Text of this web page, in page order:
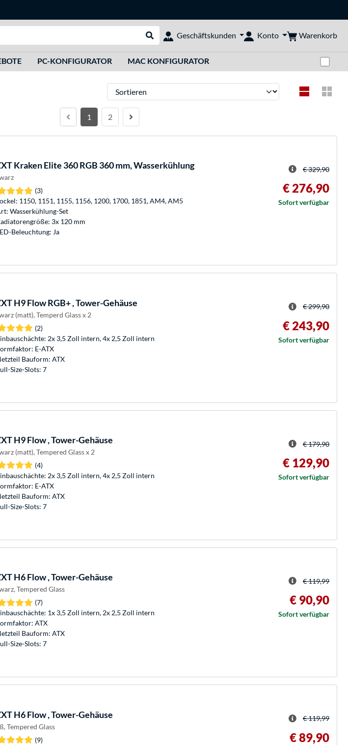
Suche durchführen
Geschäftskunden Konto Warenkorb
PC-KONFIGURATOR MAC KONFIGURATOR
Sortieren
1 2
Kraken Elite 360 RGB 360 mm, Wasserkühlung
(3)
1150, 1151, 1155, 1156, 1200, 1700, 1851, AM4, AM5
Wasserkühlung-Set
3x 120 mm
Beleuchtung: Ja
€ 329,90
€ 276,90
Sofort verfügbar
H9 Flow RGB+ , Tower-Gehäuse
(matt), Temperd Glass x 2
(2)
2x 3,5 Zoll intern, 4x 2,5 Zoll intern
E-ATX
Bauform: ATX
Size-Slots: 7
€ 299,90
€ 243,90
Sofort verfügbar
H9 Flow , Tower-Gehäuse
(matt), Tempered Glass x 2
(4)
2x 3,5 Zoll intern, 4x 2,5 Zoll intern
E-ATX
Bauform: ATX
Size-Slots: 7
€ 179,90
€ 129,90
Sofort verfügbar
H6 Flow , Tower-Gehäuse
Tempered Glass
(7)
1x 3,5 Zoll intern, 2x 2,5 Zoll intern
ATX
Bauform: ATX
Size-Slots: 7
€ 119,99
€ 90,90
Sofort verfügbar
H6 Flow , Tower-Gehäuse
Tempered Glass
(9)
€ 119,99
€ 89,90